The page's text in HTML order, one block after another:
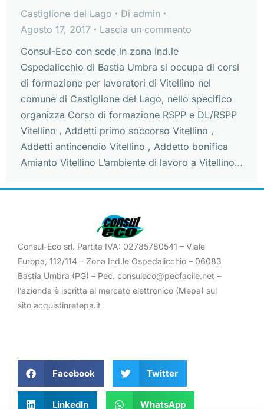
Castiglione del Lago Di admin
Agosto 17, 2017
Lascia un commento
Consul-Eco con sede in zona Ind.le
Ospedalicchio di Bastia Umbra si occupa di corsi
di formazione per lavoratori di Vitellino nel
comune di Castiglione del Lago, nello specifico
organizza Corso di formazione RSPP e DL/RSPP
Vitellino , Addetti primo soccorso Vitellino ,
Addetti antincendio Vitellino , Addetto bonifica
Amianto Vitellino L’ambiente di lavoro a Vitellino…
Consul-Eco srl. Partita IVA: 02785780541 – Viale
Europa, 112/114 – Zona Ind.le Ospedalicchio – 06083
Bastia Umbra (PG) – Pec. consuleco@pecfacile.net –
l’azienda è iscritta al mercato elettronico (Mepa) sul
sito acquistinretepa.it
Facebook Twitter
LinkedIn WhatsApp